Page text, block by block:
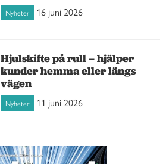
Nyheter 16 juni 2026
Hjulskifte på rull – hjälper
kunder hemma eller längs
vägen
Nyheter 11 juni 2026